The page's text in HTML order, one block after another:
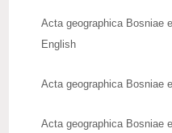
Acta geographica Bosniae
English
Acta geographica Bosniae
Acta geographica Bosniae